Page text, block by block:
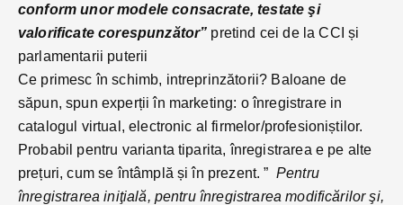
conform unor modele consacrate, testate şi
valorificate corespunzător” pretind cei de la CCI și
parlamentarii puterii
Ce primesc în schimb, intreprinzătorii? Baloane de
săpun, spun experții în marketing: o înregistrare in
catalogul virtual, electronic al firmelor/profesioniștilor.
Probabil pentru varianta tiparita, înregistrarea e pe alte
prețuri, cum se întâmplă și în prezent. ” Pentru
înregistrarea iniţială, pentru înregistrarea modificărilor şi,